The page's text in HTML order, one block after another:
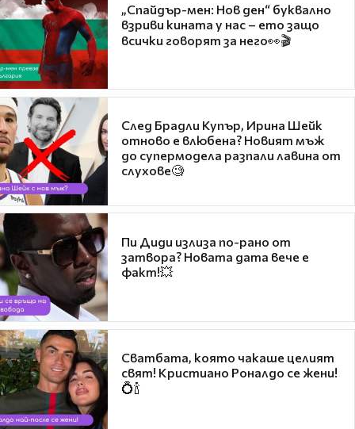
„Спайдър-мен: Нов ден“ буквално
взриви кината у нас – ето защо
всички говорят за него👀🎬
След Брадли Купър, Ирина Шейк
отново е влюбена? Новият мъж
до супермодела разпали лавина от
слухове🧐
Пи Диди излиза по-рано от
затвора? Новата дата вече е
факт!💥
Сватбата, която чакаше целият
свят! Кристиано Роналдо се жени!
💍🍾